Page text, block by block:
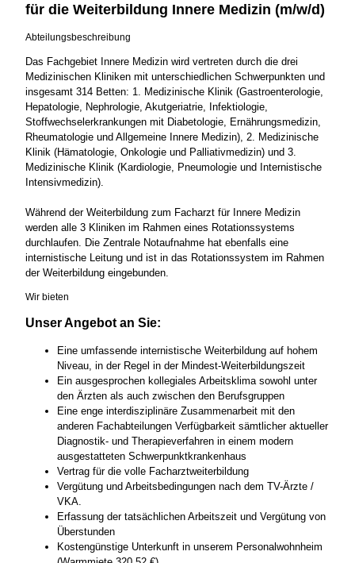
für die Weiterbildung Innere Medizin (m/w/d)
Abteilungsbeschreibung
Das Fachgebiet Innere Medizin wird vertreten durch die drei
Medizinischen Kliniken mit unterschiedlichen Schwerpunkten und
insgesamt 314 Betten: 1. Medizinische Klinik (Gastroenterologie,
Hepatologie, Nephrologie, Akutgeriatrie, Infektiologie,
Stoffwechselerkrankungen mit Diabetologie, Ernährungsmedizin,
Rheumatologie und Allgemeine Innere Medizin), 2. Medizinische
Klinik (Hämatologie, Onkologie und Palliativmedizin) und 3.
Medizinische Klinik (Kardiologie, Pneumologie und Internistische
Intensivmedizin).
Während der Weiterbildung zum Facharzt für Innere Medizin
werden alle 3 Kliniken im Rahmen eines Rotationssystems
durchlaufen. Die Zentrale Notaufnahme hat ebenfalls eine
internistische Leitung und ist in das Rotationssystem im Rahmen
der Weiterbildung eingebunden.
Wir bieten
Unser Angebot an Sie:
Eine umfassende internistische Weiterbildung auf hohem
Niveau, in der Regel in der Mindest-Weiterbildungszeit
Ein ausgesprochen kollegiales Arbeitsklima sowohl unter
den Ärzten als auch zwischen den Berufsgruppen
Eine enge interdisziplinäre Zusammenarbeit mit den
anderen Fachabteilungen Verfügbarkeit sämtlicher aktueller
Diagnostik- und Therapieverfahren in einem modern
ausgestatteten Schwerpunktkrankenhaus
Vertrag für die volle Facharztweiterbildung
Vergütung und Arbeitsbedingungen nach dem TV-Ärzte /
VKA.
Erfassung der tatsächlichen Arbeitszeit und Vergütung von
Überstunden
Kostengünstige Unterkunft in unserem Personalwohnheim